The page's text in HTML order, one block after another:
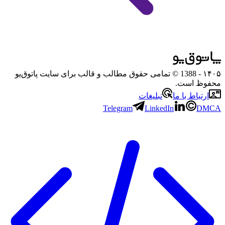
۱۴۰۵
- 1388 © تمامی حقوق مطالب و قالب برای سایت پاتوق‌یو
محفوظ است.
ارتباط با ما
تبلیغات
Telegram
LinkedIn DMCA